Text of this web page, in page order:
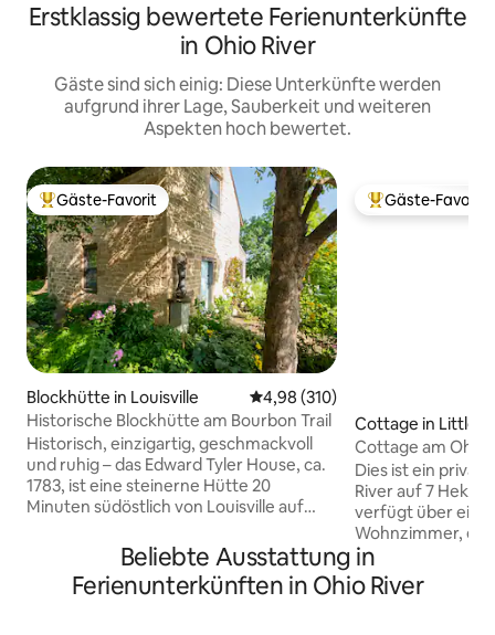
Erstklassig bewertete Ferienunterkünfte
in Ohio River
Gäste sind sich einig: Diese Unterkünfte werden
aufgrund ihrer Lage, Sauberkeit und weiteren
Aspekten hoch bewertet.
Beliebter Gäste-Favorit.
Gäste-Favorit
Blockhütte in Louisville Durchschnittliche Bewertung:
4,98 (310)
Historische Blockhütte am Bourbon Trail
Historisch, einzigartig, geschmackvoll
und ruhig – das Edward Tyler House, ca.
1783, ist eine steinerne Hütte 20
Minuten südöstlich von Louisville auf
der Nähe des berühmten Bourbon-
Trails, umfasst die Miete eine voll
ausgestattete Hütte und eine große
Beliebter Gäste-
Gäste-Favorit
Cottage in Little
Cottage am Ohio
Dies ist ein
River auf 7
verfügt über ein
Wohnzimmer,
Dusche, eine
Terrasse und
Außenterrasse.
Beliebte Ausstattung in
Ferienunterkünften in Ohio River